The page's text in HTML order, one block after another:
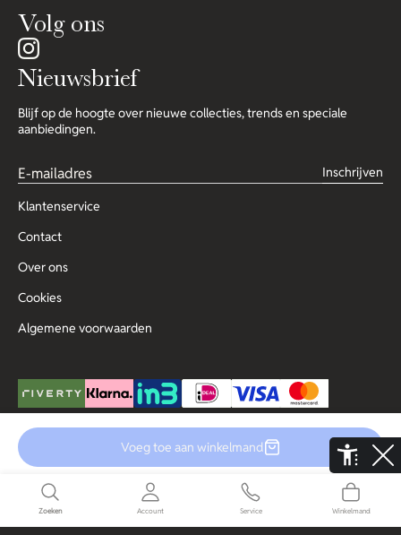
Voeg toe aan winkelmand
Volg ons
Nieuwsbrief
Blijf op de hoogte over nieuwe collecties, trends en speciale
aanbiedingen.
Inschrijven
Klantenservice
Contact
Over ons
Cookies
Algemene voorwaarden
© Copyright 2025 Outlet for Men De Aaldor 13, 4191 PC, Geldermalsen
Zoeken Account Service Winkelmand